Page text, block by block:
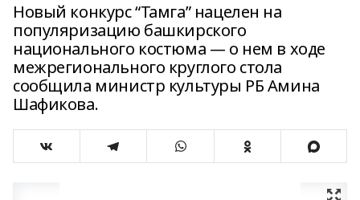
Новый конкурс “Тамга” нацелен на
популяризацию башкирского
национального костюма — о нем в ходе
межрегионального круглого стола
сообщила министр культуры РБ Амина
Шафикова.